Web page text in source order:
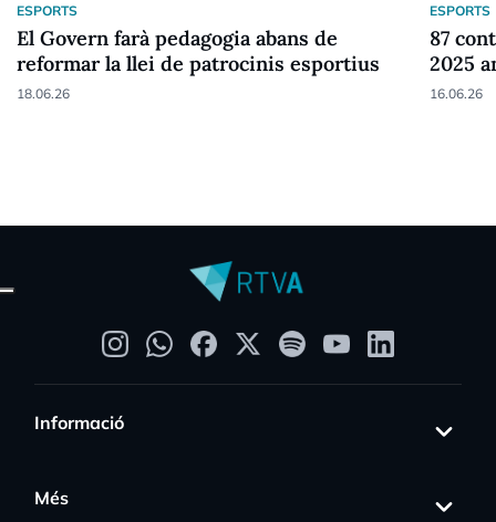
ESPORTS
El Govern farà pedagogia abans de
reformar la llei de patrocinis esportius
18.06.26
ESPORTS
87
2025
16.06.26
Informació
Més